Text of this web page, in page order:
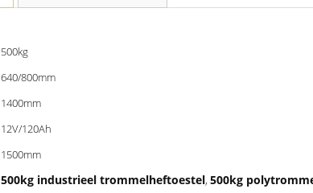
500kg
640/800mm
1400mm
12V/120Ah
1500mm
500kg industrieel trommelheftoestel, 500kg